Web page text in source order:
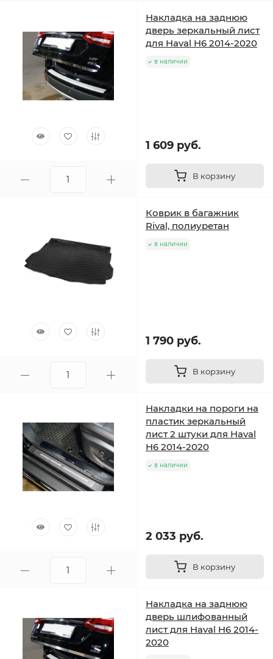
Накладка на заднюю
дверь зеркальный лист
для Haval H6 2014-2020
в наличии
1 609 руб.
В корзину
Коврик в багажник
Rival, полиуретан
в наличии
1 790 руб.
В корзину
Накладки на пороги на
пластик зеркальный
лист 2 штуки для Haval
H6 2014-2020
в наличии
2 033 руб.
В корзину
Накладка на заднюю
дверь шлифованный
лист для Haval H6 2014-
2020